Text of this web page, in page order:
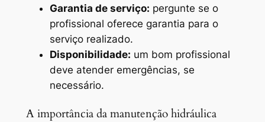
Garantia de serviço: pergunte se o
profissional oferece garantia para o
serviço realizado.
Disponibilidade: um bom profissional
deve atender emergências, se
necessário.
A importância da manutenção hidráulica